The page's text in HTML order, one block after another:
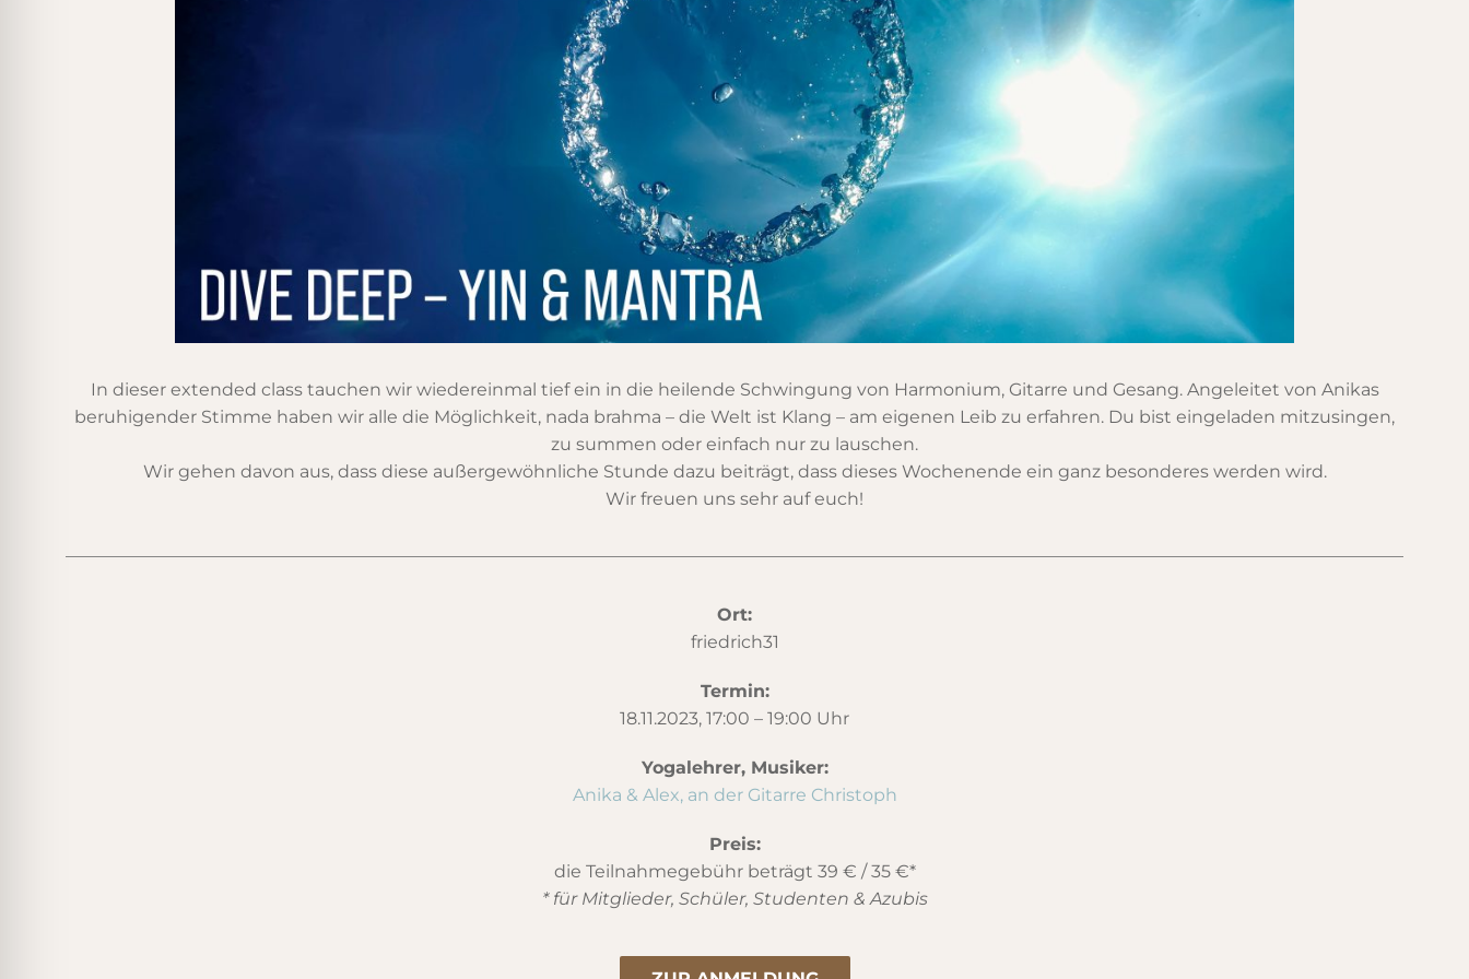
In dieser extended class tauchen wir wiedereinmal tief ein in die heilende Schwingung von Harmonium, Gitarre und Gesang. Angeleitet von Anikas
beruhigender Stimme haben wir alle die Möglichkeit, nada brahma – die Welt ist Klang – am eigenen Leib zu erfahren. Du bist eingeladen mitzusingen,
zu summen oder einfach nur zu lauschen.
Wir gehen davon aus, dass diese außergewöhnliche Stunde dazu beiträgt, dass dieses Wochenende ein ganz besonderes werden wird.
Wir freuen uns sehr auf euch!
Ort:
friedrich31
Termin:
18.11.2023, 17:00 – 19:00 Uhr
Yogalehrer, Musiker:
Anika & Alex, an der Gitarre Christoph
Preis:
die Teilnahmegebühr beträgt 39 € / 35 €*
* für Mitglieder, Schüler, Studenten & Azubis